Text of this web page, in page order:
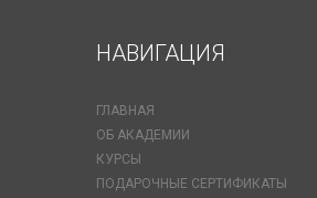
НАВИГАЦИЯ
ГЛАВНАЯ
ОБ АКАДЕМИИ
КУРСЫ
ПОДАРОЧНЫЕ СЕРТИФИКАТЫ